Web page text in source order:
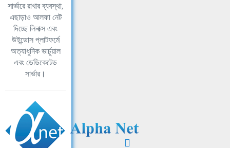
সার্ভারে রাখার ব্যবস্থা,
এছাড়াও আলফা নেট
দিচ্ছে লিনাক্স এবং
উইন্ডোস প্লাটফর্মে
অত্যাধুনিক ভার্চুয়াল
এবং ডেডিকেটেড
সার্ভার।